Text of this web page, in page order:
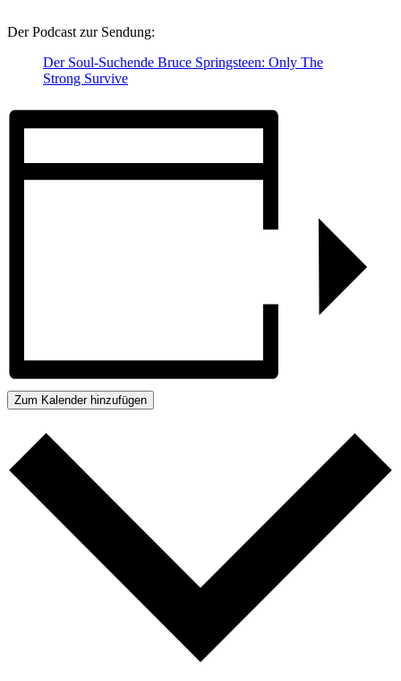
Der Podcast zur Sendung:
Der Soul-Suchende Bruce Springsteen: Only The
Strong Survive
Zum Kalender hinzufügen